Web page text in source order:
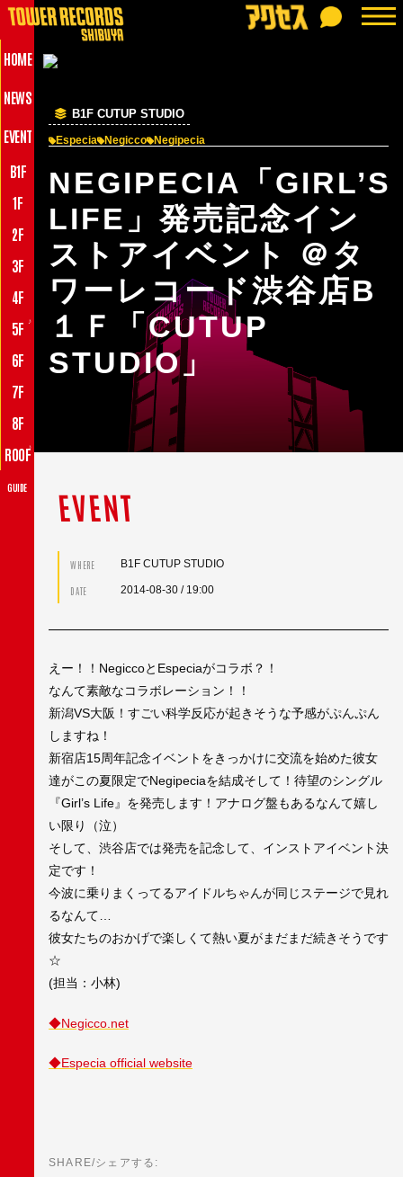
HOME
NEWS
EVENT
B1F
1F
2F
3F
4F
5F
♪
6F
7F
8F
ROOF♪
GUIDE
B1F CUTUP STUDIO
Especia Negicco Negipecia
NEGIPECIA「GIRL’S
LIFE」発売記念イン
ストアイベント ＠タ
ワーレコード渋谷店B
１Ｆ「CUTUP
STUDIO」
EVENT
WHERE B1F CUTUP STUDIO
DATE 2014-08-30 / 19:00
えー！！NegiccoとEspeciaがコラボ？！
なんて素敵なコラボレーション！！
新潟VS大阪！すごい科学反応が起きそうな予感がぷんぷん
しますね！
新宿店15周年記念イベントをきっかけに交流を始めた彼女
達がこの夏限定でNegipeciaを結成そして！待望のシングル
『Girl’s Life』を発売します！アナログ盤もあるなんて嬉し
い限り（泣）
そして、渋谷店では発売を記念して、インストアイベント決
定です！
今波に乗りまくってるアイドルちゃんが同じステージで見れ
るなんて…
彼女たちのおかげで楽しくて熱い夏がまだまだ続きそうです
☆
(担当：小林)
◆Negicco.net
◆Especia official website
SHARE/シェアする: